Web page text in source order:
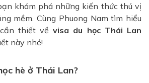
khám phá những kiến thức thú vị
mềm. Cùng Phuong Nam tìm hiểu
thiết vềvisa du học Thái Lan
này nhé!
hè ở Thái Lan?